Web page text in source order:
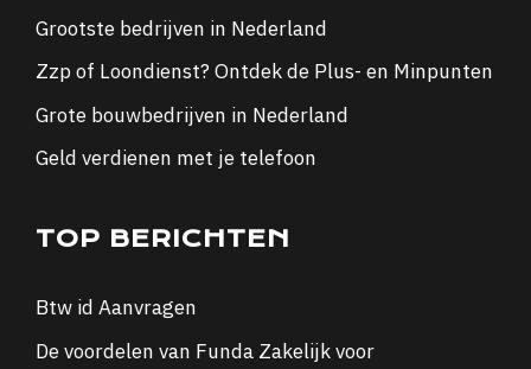
Grootste bedrijven in Nederland
Zzp of Loondienst? Ontdek de Plus- en Minpunten
Grote bouwbedrijven in Nederland
Geld verdienen met je telefoon
TOP BERICHTEN
Btw id Aanvragen
De voordelen van Funda Zakelijk voor